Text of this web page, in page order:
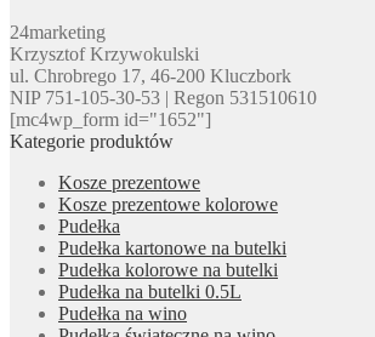
24marketing
Krzysztof Krzywokulski
ul. Chrobrego 17, 46-200 Kluczbork
NIP 751-105-30-53 | Regon 531510610
[mc4wp_form id="1652"]
Kategorie produktów
Kosze prezentowe
Kosze prezentowe kolorowe
Pudełka
Pudełka kartonowe na butelki
Pudełka kolorowe na butelki
Pudełka na butelki 0.5L
Pudełka na wino